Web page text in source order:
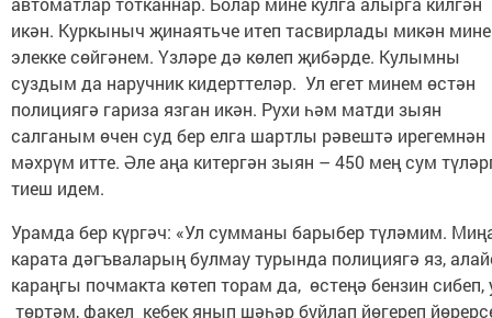
икән. Куркыныч җинаятьче итеп тасвирлады микән мине
элекке сөйгәнем. Үзләре дә көлеп җибәрде. Кулымны
суздым да наручник кидерттеләр. Ул егет минем өстән
полициягә гариза язган икән. Рухи һәм матди зыян
салганым өчен суд бер елга шартлы рәвештә ирегемнән
мәхрүм итте. Әле аңа китергән зыян – 450 мең сум
тиеш идем.
Урамда бер күргәч: «Ул сумманы барыбер түләмим.
карата дәгъваларың булмау турында полициягә яз,
караңгы почмакта көтеп торам да, өстеңә бензин сибеп,
төртәм, факел кебек янып шәһәр буйлап йөгереп